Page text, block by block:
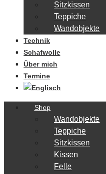
Sitzkissen
Teppiche
Wandobjekte
Technik
Schafwolle
Über mich
Termine
Shop
Wandobjekte
Teppiche
Sitzkissen
Kissen
Felle